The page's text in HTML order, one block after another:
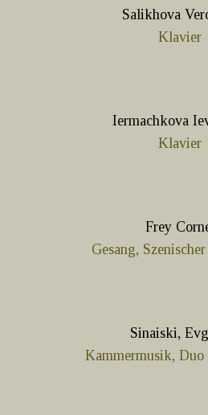
Salikhova
Klavier
Iermachkova
Klavier
Frey
Gesang,
Sinaiski,
Kammermusik,